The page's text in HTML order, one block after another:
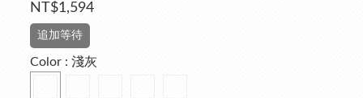
NT$1,594
追加等待
Color : 淺灰